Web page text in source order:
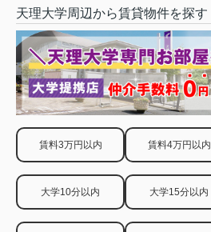
天理大学周辺から賃貸物件を探す
賃料3万円以内 賃料4万円以内
大学10分以内 大学15分以内